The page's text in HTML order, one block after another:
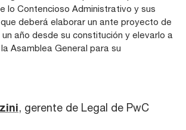
lo Contencioso Administrativo y sus
deberá elaborar un ante proyecto de
año desde su constitución y elevarlo a
Asamblea General para su
, gerente de Legal de PwC